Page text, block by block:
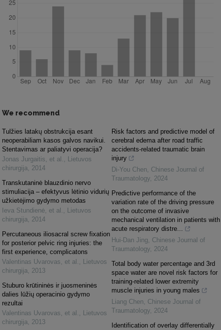
We recommend
Tulžies latakų obstrukcija esant
neoperabiliam kasos galvos navikui.
Stentavimas ar paliatyvi operacija?
Jonas Jurgaitis, et al. , Lietuvos
chirurgija, 2014
Transkutaninė blauzdinio nervo
stimuliacija – efektyvus lėtinio vidurių
užkietėjimo gydymo metodas
Ieva Stundienė, et al. , Lietuvos
chirurgija, 2014
Percutaneous iliosacral screw fixation
for posterior pelvic ring injuries: the
first experience, complicatons
Valentinas Uvarovas, et al. , Lietuvos
chirurgija, 2013
Stuburo krūtininės ir juosmeninės
dalies lūžių operacinio gydymo
rezultai
Valentinas Uvarovas, et al. , Lietuvos
chirurgija, 2013
Risk factors and predictive model of
cerebral edema after road traffic
accidents-related traumatic brain
injury
Di-You Chen, Chinese Journal of
Traumatology, 2024
Predictive performance of the
variation rate of the driving pressure
on the outcome of invasive
mechanical ventilation in patients with
acute respiratory distre...
Hui-Dan Jing, Chinese Journal of
Traumatology, 2024
Total body water percentage and 3rd
space water are novel risk factors for
training-related lower extremity
muscle injuries in young males
Liang Chen, Chinese Journal of
Traumatology, 2024
Identification of overlay differentially